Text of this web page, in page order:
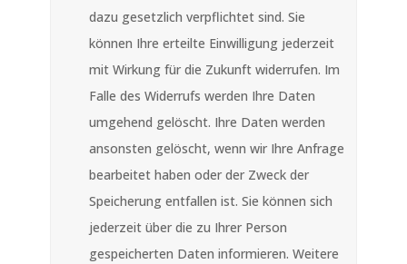
dazu gesetzlich verpflichtet sind. Sie
können Ihre erteilte Einwilligung jederzeit
mit Wirkung für die Zukunft widerrufen. Im
Falle des Widerrufs werden Ihre Daten
umgehend gelöscht. Ihre Daten werden
ansonsten gelöscht, wenn wir Ihre Anfrage
bearbeitet haben oder der Zweck der
Speicherung entfallen ist. Sie können sich
jederzeit über die zu Ihrer Person
gespeicherten Daten informieren. Weitere